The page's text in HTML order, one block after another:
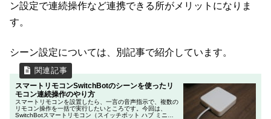
ン設定で連続操作など連携できる所がメリットになりま
す。
シーン設定については、別記事で紹介しています。
スマートリモコンSwitchBotのシーンを使ったリ
モコン連続操作のやり方
スマートリモコンを設置したら、一言の音声指示で、複数の
リモコン操作を一括で実行したいところです。今回は、
SwitchBotスマートリモコン（スイッチボット ハブ ミニや